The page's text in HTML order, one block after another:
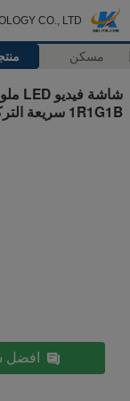
CO., LTD
مسكن
1R1G1B سريعة التركيب
افضل